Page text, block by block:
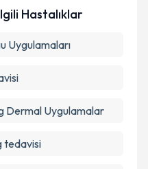
Gönder
Hastalıklar
Uygulamaları
Dermal Uygulamalar
tedavisi